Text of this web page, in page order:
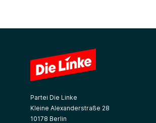
Partei Die Linke
Kleine Alexanderstraße 28
10178 Berlin